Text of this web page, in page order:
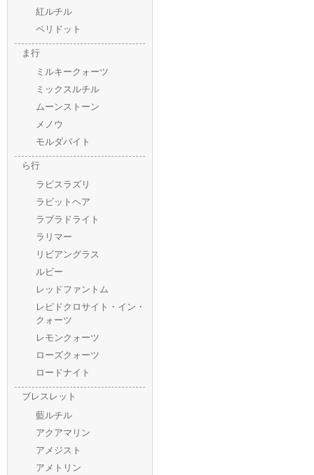
紅ルチル
ペリドット
ま行
ミルキークォーツ
ミックスルチル
ムーンストーン
メノウ
モルダバイト
ら行
ラピスラズリ
ラビットヘア
ラブラドライト
ラリマー
リビアングラス
ルビー
レッドファントム
レピドクロサイト・イン・
クォーツ
レモンクォーツ
ローズクォーツ
ロードナイト
ブレスレット
藍ルチル
アクアマリン
アメジスト
アメトリン